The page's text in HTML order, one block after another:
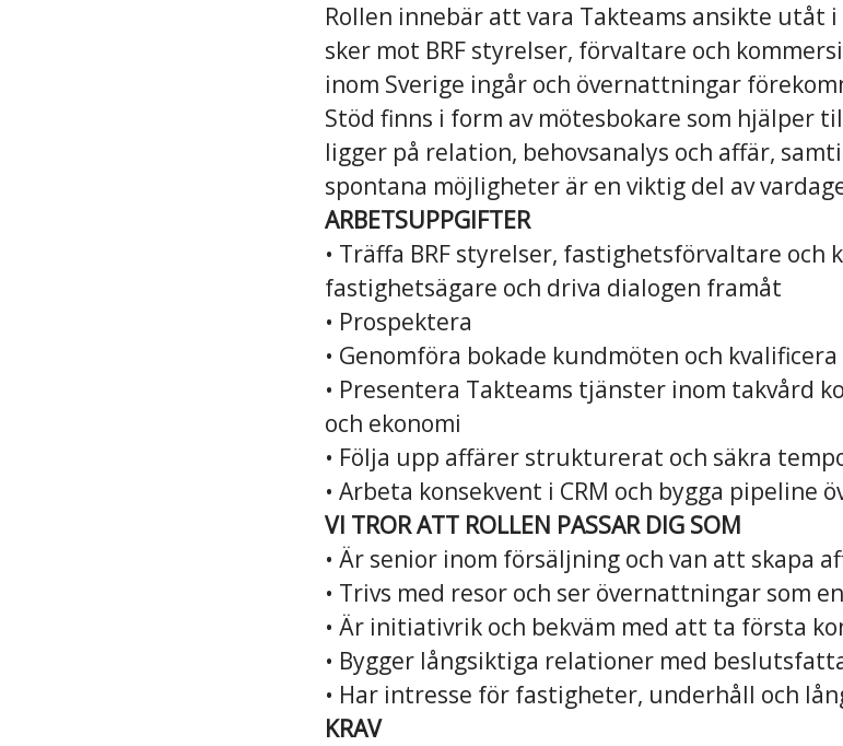
Rollen innebär att vara Takteams ansikte utåt
sker mot BRF styrelser, förvaltare och
inom Sverige ingår och övernattningar
Stöd finns i form av mötesbokare som hjälper
ligger på relation, behovsanalys och affär,
spontana möjligheter är en viktig del av
ARBETSUPPGIFTER
• Träffa BRF styrelser, fastighetsförvaltare och
fastighetsägare och driva dialogen framåt
• Prospektera
• Genomföra bokade kundmöten och
• Presentera Takteams tjänster inom takvård
och ekonomi
• Följa upp affärer strukturerat och säkra
• Arbeta konsekvent i CRM och bygga pipeline
VI TROR ATT ROLLEN PASSAR DIG SOM
• Är senior inom försäljning och van att skapa
• Trivs med resor och ser övernattningar som
• Är initiativrik och bekväm med att ta första
• Bygger långsiktiga relationer med
• Har intresse för fastigheter, underhåll och
KRAV